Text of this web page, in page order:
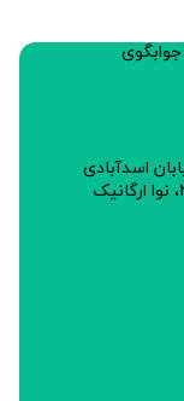
اسدآبادی
(یوسف آباد)، بین خیابان 9 و 11 پلاک 49، نوا ارگانیک